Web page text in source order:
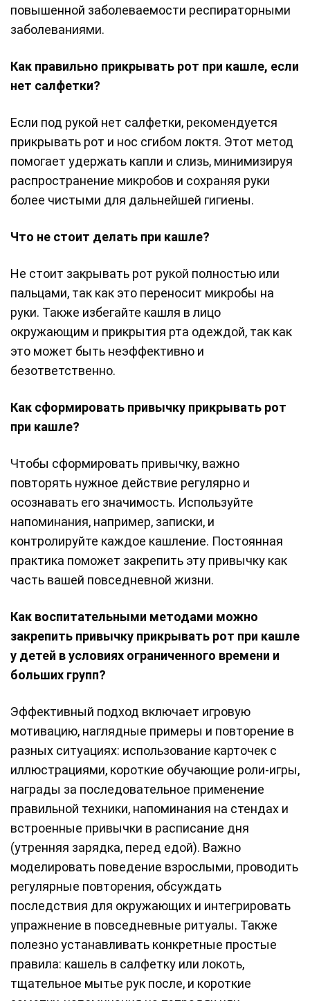
повышенной заболеваемости респираторными
заболеваниями.
Как правильно прикрывать рот при кашле, если
нет салфетки?
Если под рукой нет салфетки, рекомендуется
прикрывать рот и нос сгибом локтя. Этот метод
помогает удержать капли и слизь, минимизируя
распространение микробов и сохраняя руки
более чистыми для дальнейшей гигиены.
Что не стоит делать при кашле?
Не стоит закрывать рот рукой полностью или
пальцами, так как это переносит микробы на
руки. Также избегайте кашля в лицо
окружающим и прикрытия рта одеждой, так как
это может быть неэффективно и
безответственно.
Как сформировать привычку прикрывать рот
при кашле?
Чтобы сформировать привычку, важно
повторять нужное действие регулярно и
осознавать его значимость. Используйте
напоминания, например, записки, и
контролируйте каждое кашление. Постоянная
практика поможет закрепить эту привычку как
часть вашей повседневной жизни.
Как воспитательными методами можно
закрепить привычку прикрывать рот при кашле
у детей в условиях ограниченного времени и
больших групп?
Эффективный подход включает игровую
мотивацию, наглядные примеры и повторение в
разных ситуациях: использование карточек с
иллюстрациями, короткие обучающие роли-игры,
награды за последовательное применение
правильной техники, напоминания на стендах и
встроенные привычки в расписание дня
(утренняя зарядка, перед едой). Важно
моделировать поведение взрослыми, проводить
регулярные повторения, обсуждать
последствия для окружающих и интегрировать
упражнение в повседневные ритуалы. Также
полезно устанавливать конкретные простые
правила: кашель в салфетку или локоть,
тщательное мытье рук после, и короткие